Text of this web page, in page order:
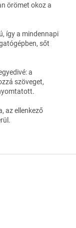
örömet okoz a
így a mindennapi
sőt
a
szöveget,
az ellenkező